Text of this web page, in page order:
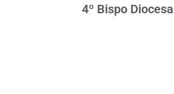
4º Bispo